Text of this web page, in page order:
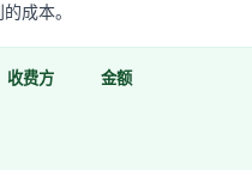
成本。
收费方 金额